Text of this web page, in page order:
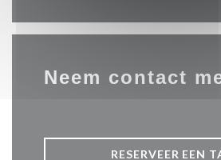
Neem contact
RESERVEER EEN